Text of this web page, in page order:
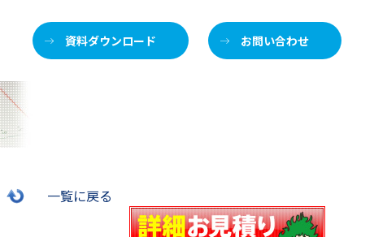
資料ダウンロード お問い合わせ
一覧に戻る